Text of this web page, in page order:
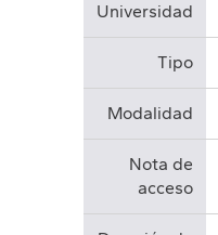
Universidad
Tipo
Modalidad
Nota de
acceso